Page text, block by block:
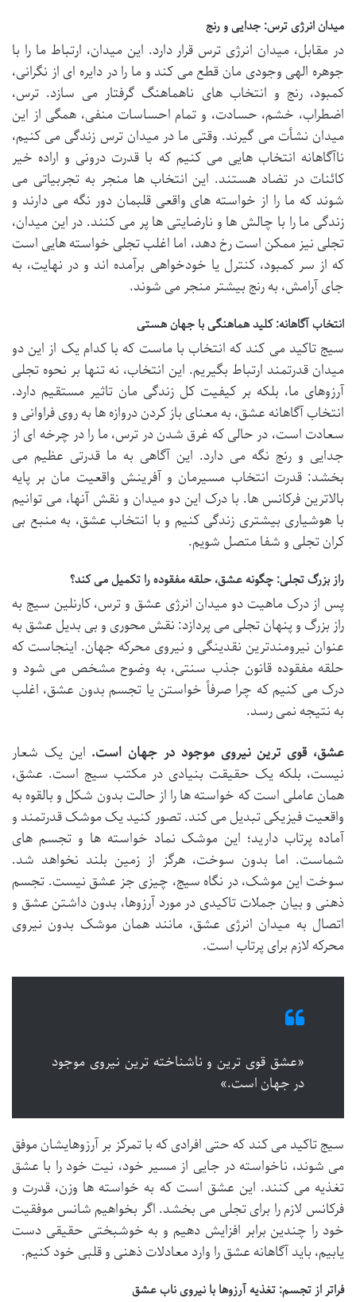
میدان انرژی ترس: جدایی و رنج
در مقابل، میدان انرژی ترس قرار دارد. این میدان، ارتباط ما را با
جوهره الهی وجودی مان قطع می کند و ما را در دایره ای از نگرانی،
کمبود، رنج و انتخاب های ناهماهنگ گرفتار می سازد. ترس،
اضطراب، خشم، حسادت، و تمام احساسات منفی، همگی از این
میدان نشأت می گیرند. وقتی ما در میدان ترس زندگی می کنیم،
ناآگاهانه انتخاب هایی می کنیم که با قدرت درونی و اراده خیر
کائنات در تضاد هستند. این انتخاب ها منجر به تجربیاتی می
شوند که ما را از خواسته های واقعی قلبمان دور نگه می دارند و
زندگی ما را با چالش ها و نارضایتی ها پر می کنند. در این میدان،
تجلی نیز ممکن است رخ دهد، اما اغلب تجلی خواسته هایی است
که از سر کمبود، کنترل یا خودخواهی برآمده اند و در نهایت، به
جای آرامش، به رنج بیشتر منجر می شوند.
انتخاب آگاهانه: کلید هماهنگی با جهان هستی
سیج تاکید می کند که انتخاب با ماست که با کدام یک از این دو
میدان قدرتمند ارتباط بگیریم. این انتخاب، نه تنها بر نحوه تجلی
آرزوهای ما، بلکه بر کیفیت کل زندگی مان تاثیر مستقیم دارد.
انتخاب آگاهانه عشق، به معنای باز کردن دروازه ها به روی فراوانی و
سعادت است، در حالی که غرق شدن در ترس، ما را در چرخه ای از
جدایی و رنج نگه می دارد. این آگاهی به ما قدرتی عظیم می
بخشد: قدرت انتخاب مسیرمان و آفرینش واقعیت مان بر پایه
بالاترین فرکانس ها. با درک این دو میدان و نقش آنها، می توانیم
با هوشیاری بیشتری زندگی کنیم و با انتخاب عشق، به منبع بی
کران تجلی و شفا متصل شویم.
راز بزرگ تجلی: چگونه عشق، حلقه مفقوده را تکمیل می کند؟
پس از درک ماهیت دو میدان انرژی عشق و ترس، کارنلین سیج به
راز بزرگ و پنهان تجلی می پردازد: نقش محوری و بی بدیل عشق به
عنوان نیرومندترین نقدینگی و نیروی محرکه جهان. اینجاست که
حلقه مفقوده قانون جذب سنتی، به وضوح مشخص می شود و
درک می کنیم که چرا صرفاً خواستن یا تجسم بدون عشق، اغلب
به نتیجه نمی رسد.
عشق، قوی ترین نیروی موجود در جهان است. این یک شعار
نیست، بلکه یک حقیقت بنیادی در مکتب سیج است. عشق،
همان عاملی است که خواسته ها را از حالت بدون شکل و بالقوه به
واقعیت فیزیکی تبدیل می کند. تصور کنید یک موشک قدرتمند و
آماده پرتاب دارید؛ این موشک نماد خواسته ها و تجسم های
شماست. اما بدون سوخت، هرگز از زمین بلند نخواهد شد.
سوخت این موشک، در نگاه سیج، چیزی جز عشق نیست. تجسم
ذهنی و بیان جملات تاکیدی در مورد آرزوها، بدون داشتن عشق و
اتصال به میدان انرژی عشق، مانند همان موشک بدون نیروی
محرکه لازم برای پرتاب است.
«عشق قوی ترین و ناشناخته ترین نیروی موجود
در جهان است.»
سیج تاکید می کند که حتی افرادی که با تمرکز بر آرزوهایشان موفق
می شوند، ناخواسته در جایی از مسیر خود، نیت خود را با عشق
تغذیه می کنند. این عشق است که به خواسته ها وزن، قدرت و
فرکانس لازم را برای تجلی می بخشد. اگر بخواهیم شانس موفقیت
خود را چندین برابر افزایش دهیم و به خوشبختی حقیقی دست
یابیم، باید آگاهانه عشق را وارد معادلات ذهنی و قلبی خود کنیم.
فراتر از تجسم: تغذیه آرزوها با نیروی ناب عشق